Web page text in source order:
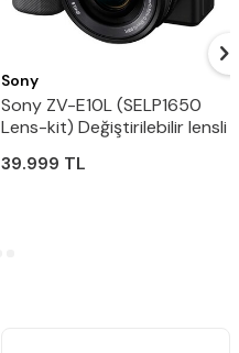
Sony
Sony ZV-E10L (SELP1650
Lens-kit) Değiştirilebilir lensli
39.999 TL